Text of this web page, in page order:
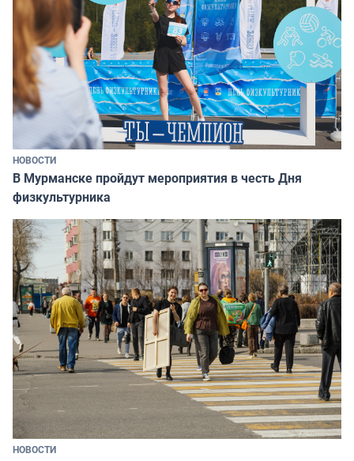
НОВОСТИ
В Мурманске пройдут мероприятия в честь Дня
физкультурника
НОВОСТИ